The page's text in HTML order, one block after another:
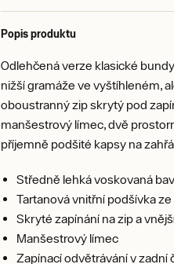
Popis produktu
Odlehčená verze klasické
nižší gramáže ve vyštíhleném,
oboustranný zip skrytý pod
manšestrový límec, dvě
příjemně podšité kapsy na
Středně lehká voskovaná
Tartanová vnitřní podšívka ze
Skryté zapínání na zip a
Manšestrový límec
Zapínací odvětrávání v zadní